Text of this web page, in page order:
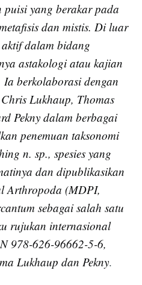
puisi yang berakar pada
dan mistis. Di luar
dalam bidang
astakologi atau kajian
berkolaborasi dengan
Lukhaup, Thomas
Pekny dalam berbagai
penemuan taksonomi
n. sp., spesies yang
dan dipublikasikan
Arthropoda (MDPI,
sebagai salah satu
rujukan internasional
978-626-96662-5-6,
Lukhaup dan Pekny.